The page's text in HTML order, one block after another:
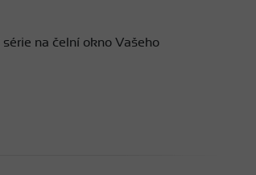
na čelní okno Vašeho